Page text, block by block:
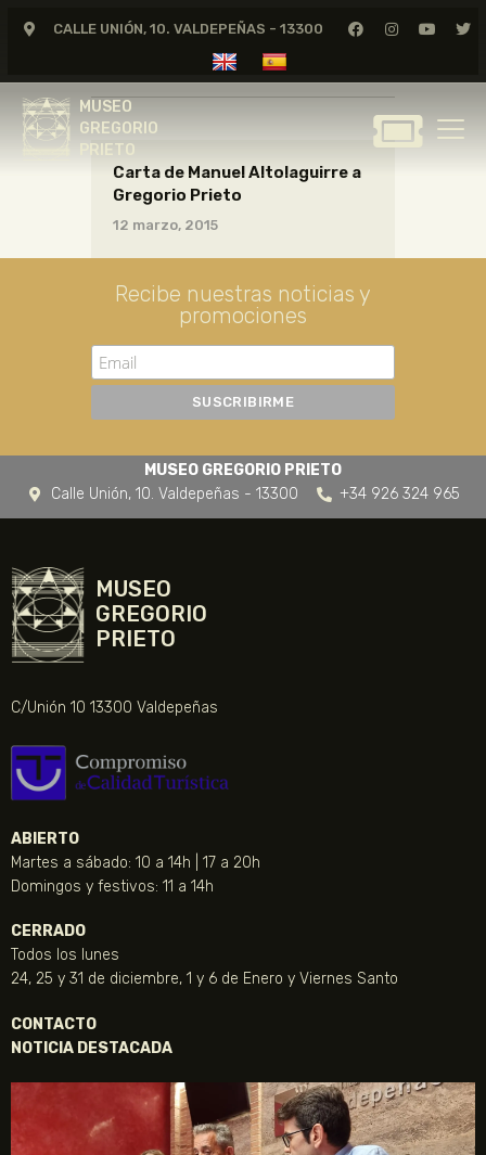
CALLE UNIÓN, 10. VALDEPEÑAS - 13300
MUSEO
GREGORIO
PRIETO
MUSEO
GREGORIO
GREGORIO PRIETO
MUSEO
CERTAMEN DE DIBUJO
FUNDACIÓN
TIENDA
NOTICIAS
Carta de Manuel Altolaguirre a
Gregorio Prieto
12 marzo, 2015
Recibe nuestras noticias y
promociones
MUSEO GREGORIO PRIETO
Calle Unión, 10. Valdepeñas - 13300
+34 926 324 965
MUSEO
GREGORIO
PRIETO
C/Unión 10 13300 Valdepeñas
ABIERTO
Martes a sábado: 10 a 14h | 17 a 20h
Domingos y festivos: 11 a 14h
CERRADO
Todos los lunes
24, 25 y 31 de diciembre, 1 y 6 de Enero y Viernes Santo
CONTACTO
NOTICIA DESTACADA